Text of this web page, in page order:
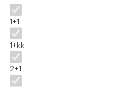
Disposition
1+1
1+kk
2+1